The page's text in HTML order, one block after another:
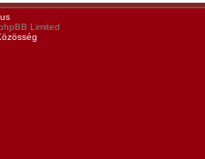
Limited